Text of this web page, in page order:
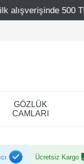
TL indirim
GÖZLÜK
CAMLARI
Ücretsiz Kargo